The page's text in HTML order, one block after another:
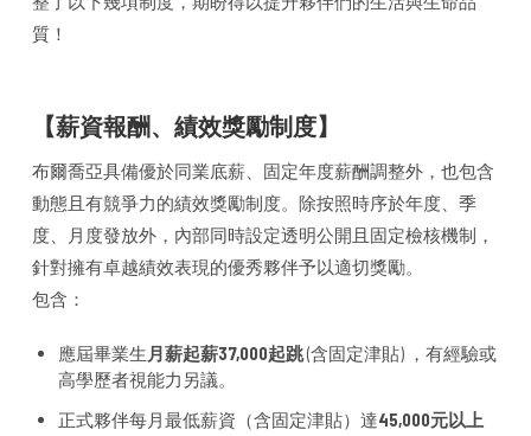
質！
【薪資報酬、績效獎勵制度】
布爾喬亞具備優於同業底薪、固定年度薪酬調整外，也包含
動態且有競爭力的績效獎勵制度。除按照時序於年度、季
度、月度發放外，內部同時設定透明公開且固定檢核機制，
針對擁有卓越績效表現的優秀夥伴予以適切獎勵。
包含：
應屆畢業生 月薪起薪37,000起跳(含固定津貼) ，有經驗或
高學歷者視能力另議。
正式夥伴每月最低薪資（含固定津貼）達45,000元以上